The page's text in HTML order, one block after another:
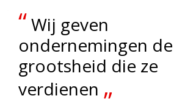
“Wij geven
ondernemingen de
grootsheid die ze
verdienen „